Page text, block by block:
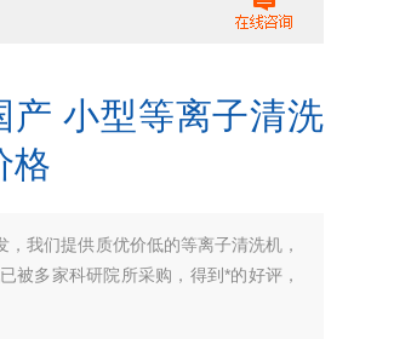
产 小型等离子清洗
格
我们提供质优价低的等离子清洗机，
被多家科研院所采购，得到*的好评，